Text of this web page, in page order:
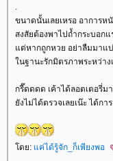
.
ขนาดนั้นเลยเหรอ อาการห
สงสัยต้องพาไปถ้ำกระบอกแ
ต่หากถูกหวย อย่าลืมมาแ
นฐานะรักมิตรภาพระหว่างเ
กรี๊ดดดด เค้าได้ลอตเตอรี่ม
งไม่ได้ตรวจเลยเน๊ะ ได้การ
ดย: ค่ได้รู้จัก_ก็เพียงพอ